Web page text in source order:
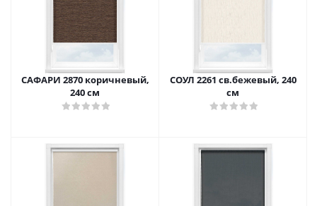
САФАРИ 2870 коричневый,
240 см
СОУЛ 2261 св.бежевый, 240
см